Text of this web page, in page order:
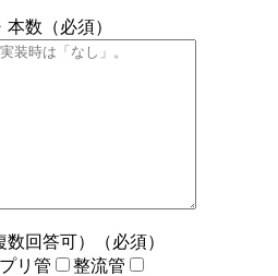
数（必須）
回答可）（必須）
プリ管 整流管